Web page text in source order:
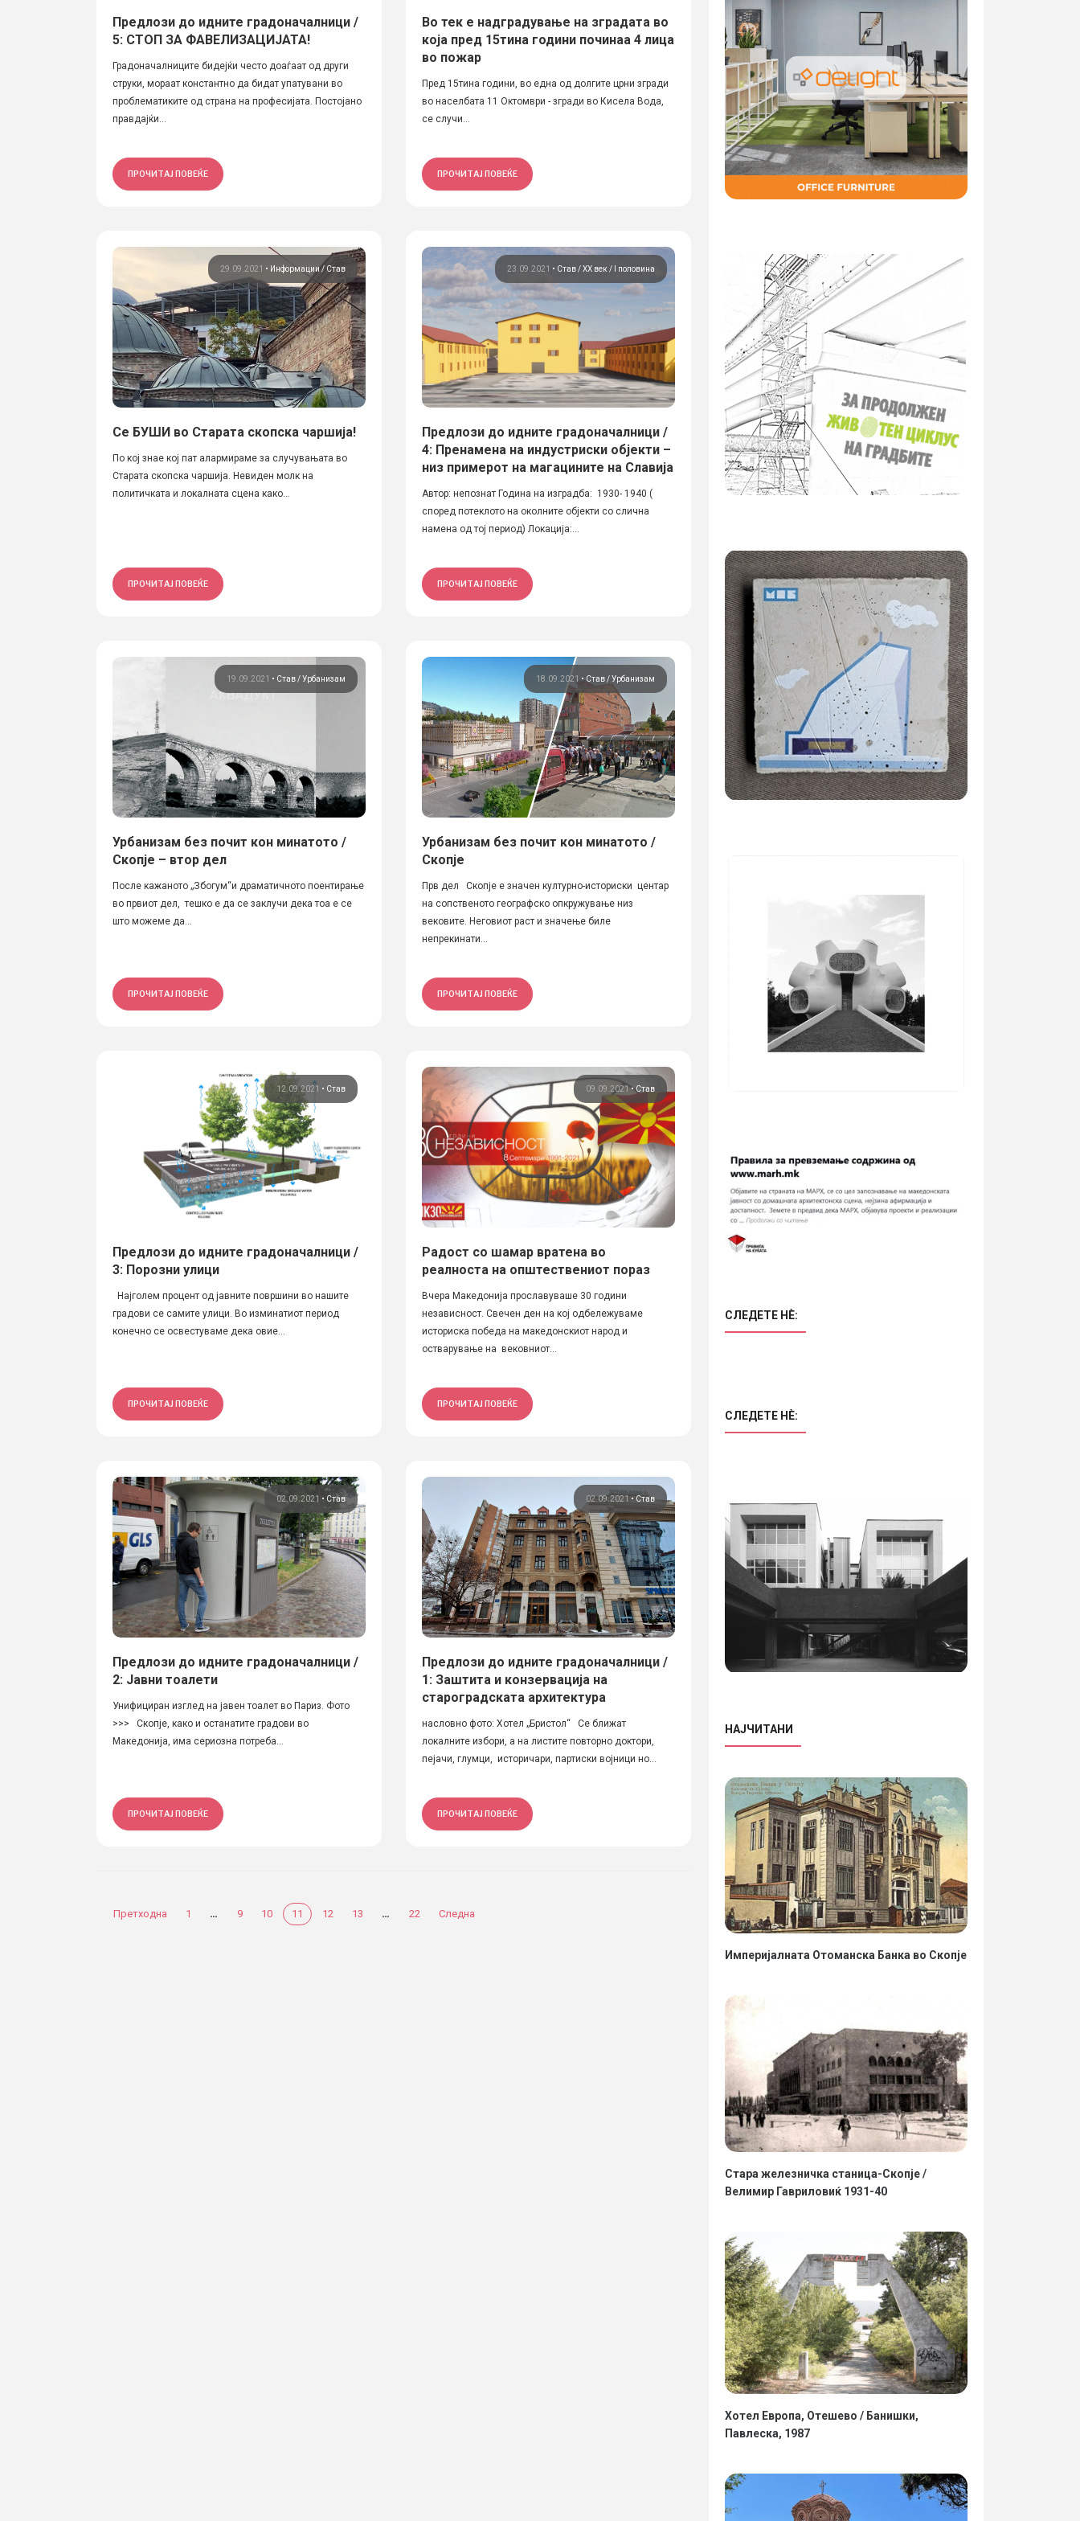
Предлози до идните градоначалници /
5: СТОП ЗА ФАВЕЛИЗАЦИЈАТА!
Градоначалниците бидејќи често доаѓаат од други
струки, мораат константно да бидат упатувани во
проблематиките од страна на професијата. Постојано
правдајќи...
ПРОЧИТАЈ ПОВЕЌЕ
Во тек е надградување на зградата во
која пред 15тина години починаа 4 лица
во пожар
Пред 15тина години, во една од долгите црни згради
во населбата 11 Октомври - згради во Кисела Вода,
се случи...
ПРОЧИТАЈ ПОВЕЌЕ
29.09.2021 • Информации Став
Се БУШИ во Старата скопска чаршија!
По кој знае кој пат алармираме за случувањата во
Старата скопска чаршија. Невиден молк на
политичката и локалната сцена како...
ПРОЧИТАЈ ПОВЕЌЕ
23.09.2021 • Став ХХ век / I половина
Предлози до идните градоначалници /
4: Пренамена на индустриски објекти –
низ примерот на магацините на Славија
Автор: непознат Година на изградба: 1930- 1940 (
според потеклото на околните објекти со слична
намена од тој период) Локација:...
ПРОЧИТАЈ ПОВЕЌЕ
19.09.2021 • Став Урбанизам
Урбанизам без почит кон минатото /
Скопје – втор дел
После кажанoто „Збогум“и драматичното поентирање
во првиот дел, тешко е да се заклучи дека тоа е се
што можеме да...
ПРОЧИТАЈ ПОВЕЌЕ
18.09.2021 • Став Урбанизам
Урбанизам без почит кон минатото /
Скопје
Прв дел Скопје е значен културно-историски центар
на сопственото географско опкружување низ
вековите. Неговиот раст и значење биле
непрекинати...
ПРОЧИТАЈ ПОВЕЌЕ
12.09.2021 • Став
Предлози до идните градоначалници /
3: Порозни улици
Најголем процент од јавните површини во нашите
градови се самите улици. Во изминатиот период
конечно се освестуваме дека овие...
ПРОЧИТАЈ ПОВЕЌЕ
09.09.2021•Став
Радост со шамар вратена во
реалноста на општествeниот пораз
Вчера Македонија прославуваше 30 години
независност. Свечен ден на кој одбележуваме
историска победа на македонскиот народ и
остварување на вековниот...
ПРОЧИТАЈ ПОВЕЌЕ
02.09.2021 • Став
Предлози до идните градоначалници /
2: Јавни тоалети
Унифициран изглед на јавен тоалет во Париз. Фото
>>> Скопје, како и останатите градови во
Македонија, има сериозна потреба...
ПРОЧИТАЈ ПОВЕЌЕ
02.09.2021 • Став
Предлози до идните градоначалници /
1: Заштита и конзервација на
староградската архитектура
насловно фото: Хотел „Бристол“ Се ближат
локалните избори, а на листите повторно доктори,
пејачи, глумци, историчари, партиски војници но...
ПРОЧИТАЈ ПОВЕЌЕ
Претходна 1 … 9 10 11 12 13 … 22 Следна
СЛЕДЕТЕ НÈ:
СЛЕДЕТЕ НÈ:
НАЈЧИТАНИ
Империјалната Отоманска Банка во Скопје
Стара железничка станица-Скопје /
Велимир Гавриловиќ 1931-40
Хотел Европа, Отешево / Банишки,
Павлеска, 1987